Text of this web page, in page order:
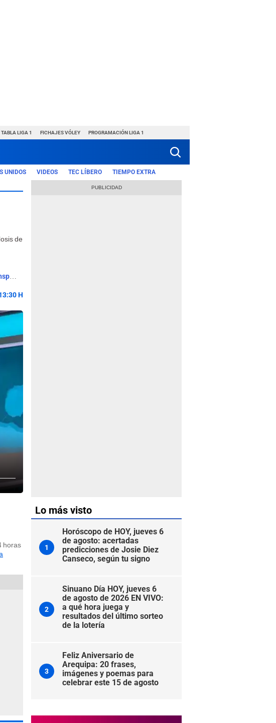
TABLA LIGA 1 FICHAJES VÓLEY PROGRAMACIÓN LIGA 1
UNIDOS VIDEOS TEC LÍBERO TIEMPO EXTRA
de
¡Bienvenido, agosto 2026! Las mejores frases para iniciar este nuevo mes con entusiasmo e inspiración
H
horas
Lo más visto
1
Horóscopo de HOY, jueves 6
de agosto: acertadas
predicciones de Josie Diez
Canseco, según tu signo
2
Sinuano Día HOY, jueves 6
de agosto de 2026 EN VIVO:
a qué hora juega y
resultados del último sorteo
de la lotería
3
Feliz Aniversario de
Arequipa: 20 frases,
imágenes y poemas para
celebrar este 15 de agosto